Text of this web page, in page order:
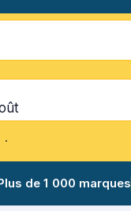
.
de 1 000 marques